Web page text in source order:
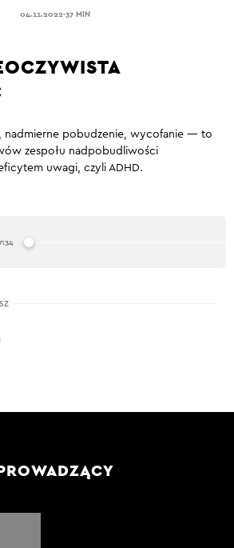
04.11.2022.37 MIN
nadmierne pobudzenie, wycofanie — to
zespołu nadpobudliwości
uwagi, czyli ADHD.